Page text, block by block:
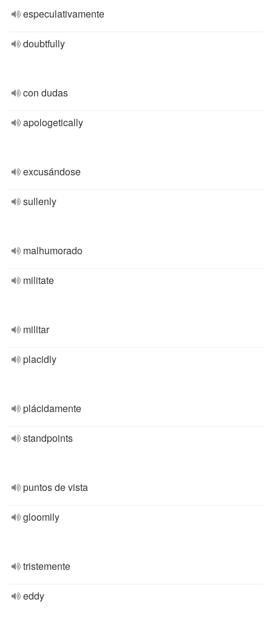
especulativamente
doubtfully
con dudas
apologetically
excusándose
sullenly
malhumorado
militate
militar
placidly
plácidamente
standpoints
puntos de vista
gloomily
tristemente
eddy